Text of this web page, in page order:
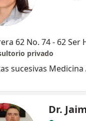
privado
Dr.